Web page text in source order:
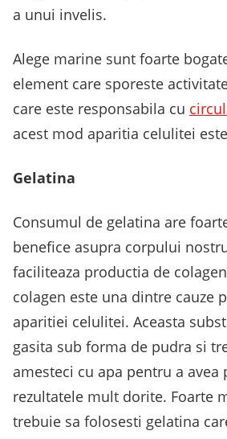
a unui invelis.
Alege marine sunt foarte
element care sporeste
care este responsabila cu
acest mod aparitia celulitei
Gelatina
Consumul de gelatina are
benefice asupra corpului
faciliteaza productia de
colagen este una dintre cauze
aparitiei celulitei. Aceasta
gasita sub forma de pudra si
amesteci cu apa pentru a avea
rezultatele mult dorite. Foarte
trebuie sa folosesti gelatina